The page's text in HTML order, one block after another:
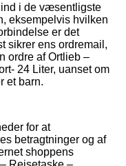
ind i de væsentligste
eksempelvis hvilken
er det
sikrer ens ordremail,
ordre af Ortlieb –
24 Liter, uanset om
et barn.
for at
betragtninger og af
shoppens